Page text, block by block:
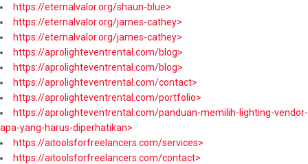
https://eternalvalor.org/shaun-blue>
https://eternalvalor.org/james-cathey>
https://eternalvalor.org/james-cathey>
https://aprolighteventrental.com/blog>
https://aprolighteventrental.com/blog>
https://aprolighteventrental.com/contact>
https://aprolighteventrental.com/portfolio>
https://aprolighteventrental.com/panduan-memilih-lighting-vendor-
apa-yang-harus-diperhatikan>
https://aitoolsforfreelancers.com/services>
https://aitoolsforfreelancers.com/contact>